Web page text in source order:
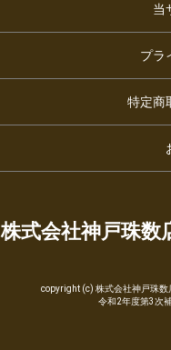
当
プラ
特定商
株式会社神戸珠
copyright (c) 株式会社神戸珠
令和2年度第3次